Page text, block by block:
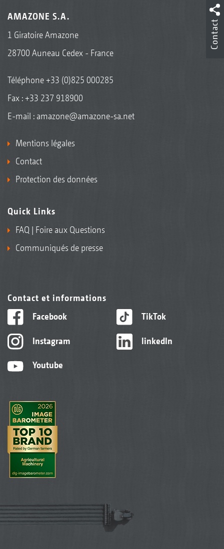
AMAZONE S.A.
1 Giratoire Amazone
28700 Auneau Cedex - France
Téléphone+33 (0)825 000285
Fax : +33 237 918900
E-mail : amazone@amazone-sa.net
Mentions légales
Contact
Protection des données
Quick Links
FAQ | Foire aux Questions
Communiqués de presse
Contact et informations
Facebook
Instagram
Youtube
TikTok
linkedIn
Contact